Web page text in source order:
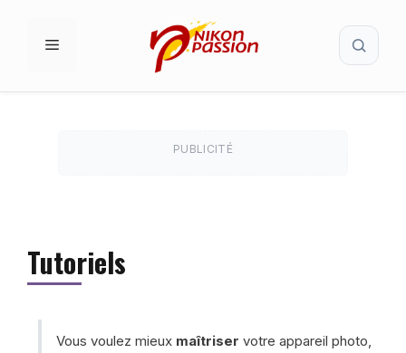
MENU
PUBLICITÉ
Tutoriels
Vous voulez mieux maîtriser votre appareil photo,